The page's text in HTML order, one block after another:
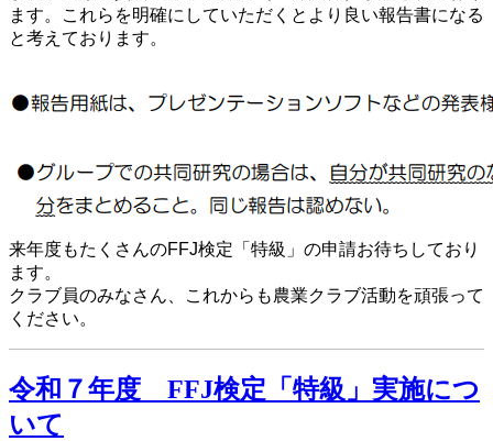
ます。これらを明確にしていただくとより良い報告書になる
と考えております。
来年度もたくさんのFFJ検定「特級」の申請お待ちしており
ます。
クラブ員のみなさん、これからも農業クラブ活動を頑張って
ください。
令和７年度 FFJ検定「特級」実施につ
いて